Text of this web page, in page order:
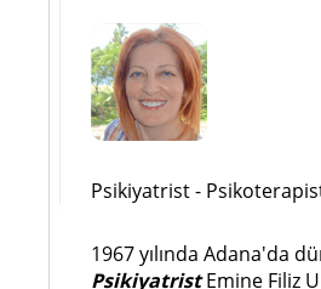
Psikiyatrist -
1967 yılında Adana'da
Psikiyatrist Emine Filiz